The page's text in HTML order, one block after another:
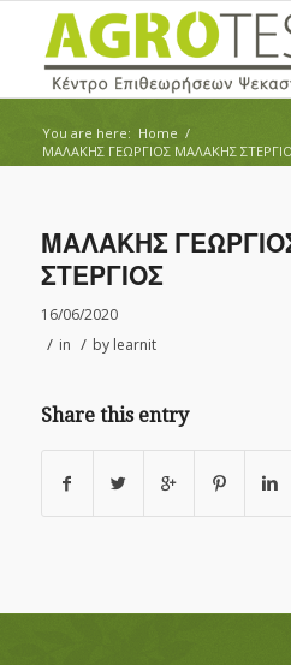
You are here: Home /
ΜΑΛΑΚΗΣ ΓΕΩΡΓΙΟΣ ΜΑΛΑΚΗΣ
ΜΑΛΑΚΗΣ
ΣΤΕΡΓΙΟΣ
16/06/2020
/ in / by learnit
Share this entry